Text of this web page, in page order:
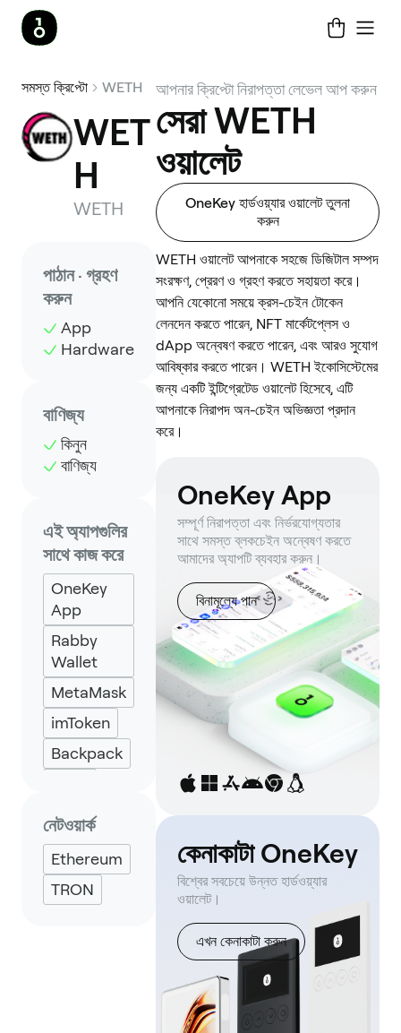
সমস্ত ক্রিপ্টো WETH
WET
H
WETH
পাঠান · গ্রহণ
করুন
App
Hardware
বাণিজ্য
কিনুন
বাণিজ্য
এই অ্যাপগুলির
সাথে কাজ করে
OneKey
App
Rabby
Wallet
MetaMask
imToken
Backpack
Eternl
নেটওয়ার্ক
Ethereum
TRON
আপনার ক্রিপ্টো নিরাপত্তা লেভেল আপ করুন
সেরা WETH
ওয়ালেট
OneKey হার্ডওয়্যার ওয়ালেট তুলনা
করুন
WETH ওয়ালেট আপনাকে সহজে ডিজিটাল সম্পদ
সংরক্ষণ, প্রেরণ ও গ্রহণ করতে সহায়তা করে।
আপনি যেকোনো সময়ে ক্রস-চেইন টোকেন
লেনদেন করতে পারেন, NFT মার্কেটপ্লেস ও
dApp অন্বেষণ করতে পারেন, এবং আরও সুযোগ
আবিষ্কার করতে পারেন। WETH ইকোসিস্টেমের
জন্য একটি ইন্টিগ্রেটেড ওয়ালেট হিসেবে, এটি
আপনাকে নিরাপদ অন-চেইন অভিজ্ঞতা প্রদান
করে।
OneKey App
সম্পূর্ণ নিরাপত্তা এবং নির্ভরযোগ্যতার
সাথে সমস্ত ব্লকচেইন অন্বেষণ করতে
আমাদের অ্যাপটি ব্যবহার করুন।
বিনামূল্যে পান
কেনাকাটা OneKey
বিশ্বের সবচেয়ে উন্নত হার্ডওয়্যার
ওয়ালেট।
এখন কেনাকাটা করুন